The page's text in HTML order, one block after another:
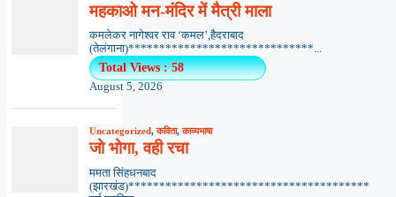
महकाओ मन-मंदिर में मैत्री माला
कमलेकर नागेश्वर राव ‘कमल’,हैदराबाद
(तेलंगाना)******************************...
Total Views : 58
August 5, 2026
Uncategorized,कविता,काव्यभाषा
जो भोगा, वही रचा
ममता सिंहधनबाद
(झारखंड)***************************************